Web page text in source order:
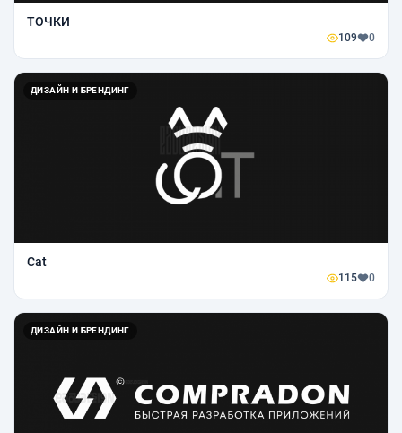
ТОЧКИ
109 0
ДИЗАЙН И БРЕНДИНГ
Cat
115 0
ДИЗАЙН И БРЕНДИНГ